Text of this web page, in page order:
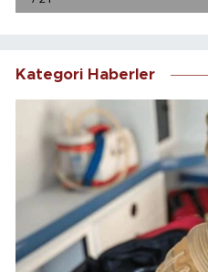
Kategori Haberler